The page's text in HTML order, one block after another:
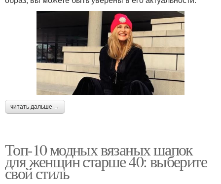
читать дальше →
Топ-10 модных вязаных шапок
для женщин старше 40: выберите
свой стиль